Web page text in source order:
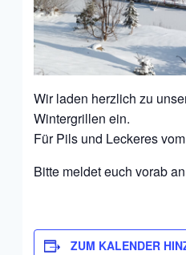
Wir laden herzlich zu
Wintergrillen ein.
Für Pils und Leckeres
Bitte meldet euch vorab
ZUM KALENDER